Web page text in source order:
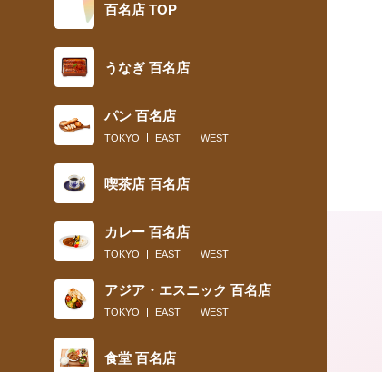
百名店 TOP
うなぎ 百名店
パン 百名店
TOKYO EAST WEST
喫茶店 百名店
カレー 百名店
TOKYO EAST WEST
アジア・エスニック 百名店
TOKYO EAST WEST
食堂 百名店